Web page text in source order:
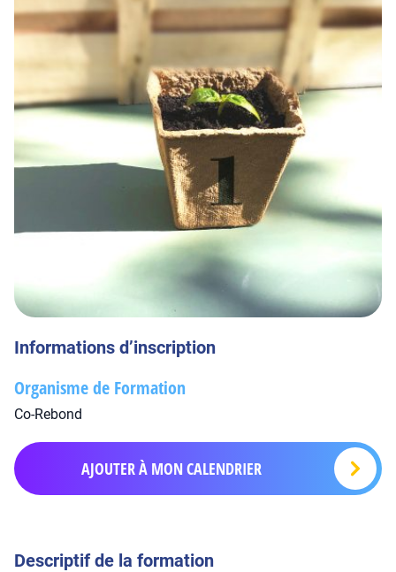
Informations d’inscription
Organisme de Formation
Co-Rebond
AJOUTER À MON CALENDRIER
Descriptif de la formation